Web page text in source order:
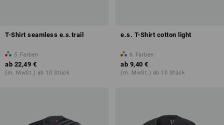
T-Shirt seamless e.s.trail
5 Farben
ab 22,49 €
(m. MwSt.) ab 10 Stück
e.s. T-Shirt cotton light
6 Farben
ab 9,40 €
(m. MwSt.) ab 10 Stück